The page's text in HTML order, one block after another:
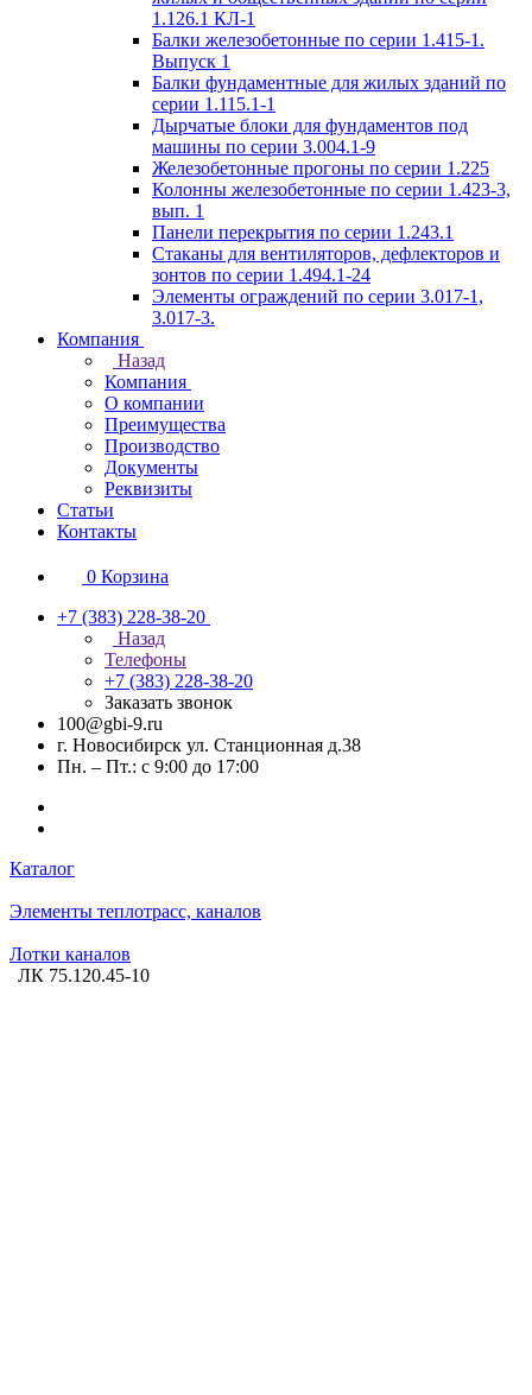
1.126.1 КЛ-1
Балки железобетонные по серии 1.415-1.
Выпуск 1
Балки фундаментные для жилых зданий по
серии 1.115.1-1
Дырчатые блоки для фундаментов под
машины по серии 3.004.1-9
Железобетонные прогоны по серии 1.225
Колонны железобетонные по серии 1.423-3,
вып. 1
Панели перекрытия по серии 1.243.1
Стаканы для вентиляторов, дефлекторов и
зонтов по серии 1.494.1-24
Элементы ограждений по серии 3.017-1,
3.017-3.
Компания
Назад
Компания
О компании
Преимущества
Производство
Документы
Реквизиты
Статьи
Контакты
0 Корзина
+7 (383) 228-38-20
Назад
Телефоны
+7 (383) 228-38-20
Заказать звонок
100@gbi-9.ru
г. Новосибирск ул. Станционная д.38
Пн. – Пт.: с 9:00 до 17:00
Каталог
Элементы теплотрасс, каналов
Лотки каналов
ЛК 75.120.45-10